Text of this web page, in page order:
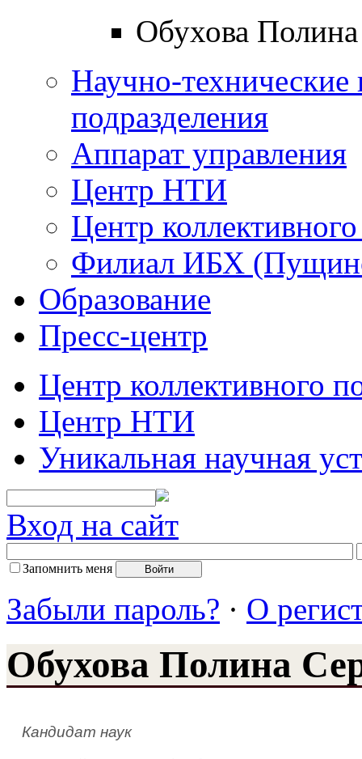
Обухова Полина
Научно-технические
подразделения
Аппарат управления
Центр НТИ
Центр
Филиал ИБХ
Образование
Пресс-центр
Центр коллективного
Центр НТИ
Уникальная научная
Вход на сайт
Запомнить меня
Забыли пароль? · О
Обухова Полина
Кандидат наук